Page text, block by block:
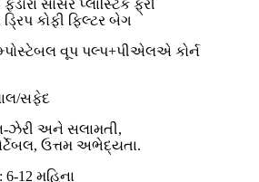
વૂપ પલ્પ+પીએલએ કોર્ન
સફેદ
ઝેરી અને સલામતી,
ઉત્તમ અભેદ્યતા.
12 મહિના